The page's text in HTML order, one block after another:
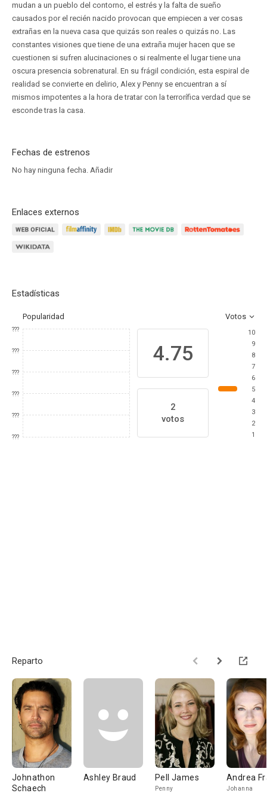
mudan a un pueblo del contorno, el estrés y la falta de sueño
causados por el recién nacido provocan que empiecen a ver cosas
extrañas en la nueva casa que quizás son reales o quizás no. Las
constantes visiones que tiene de una extraña mujer hacen que se
cuestionen si sufren alucinaciones o si realmente el lugar tiene una
oscura presencia sobrenatural. En su frágil condición, esta espiral de
realidad se convierte en delirio, Alex y Penny se encuentran a sí
mismos impotentes a la hora de tratar con la terrorífica verdad que se
esconde tras la casa.
Fechas de estrenos
No hay ninguna fecha. Añadir
Enlaces externos
Estadísticas
Popularidad Votos
???
???
???
???
???
???
4.75
2
votos
10
9
8
7
6
5
4
3
2
1
Reparto
Johnathon
Schaech
Ashley Braud Pell James
Penny
Andrea
Johanna